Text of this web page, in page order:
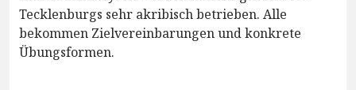
Tecklenburgs sehr akribisch betrieben. Alle
bekommen Zielvereinbarungen und konkrete
Übungsformen.